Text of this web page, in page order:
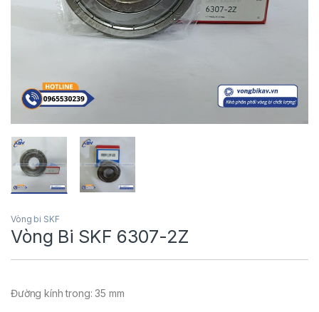
Vòng bi SKF
Vòng Bi SKF 6307-2Z
Đường kính trong: 35 mm